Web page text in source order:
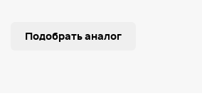
Подобрать аналог